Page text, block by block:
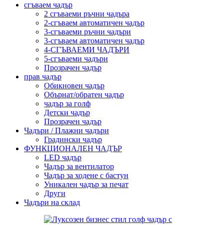
сгъваем чадър
2 сгъваеми ръчни чадъра
2-сгъваем автоматичен чадър
3-сгъваеми ръчни чадъри
3-сгъваем автоматичен чадър
4-СГЪВАЕМИ ЧАДЪРИ
5-сгъваеми чадъри
Прозрачен чадър
прав чадър
Обикновен чадър
Обърнат/обратен чадър
чадър за голф
Детски чадър
Прозрачен чадър
Чадъри / Плажни чадъри
Градински чадър
ФУНКЦИОНАЛЕН ЧАДЪР
LED чадър
Чадър за вентилатор
Чадър за ходене с бастун
Уникален чадър за печат
Други
Чадъри на склад